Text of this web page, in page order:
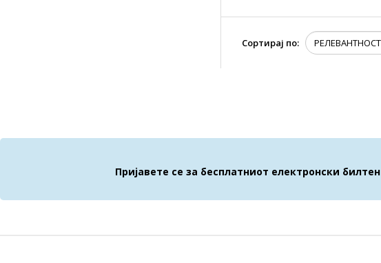
Сортирај по:
Пријавете се за бесплатниот електронски билтен